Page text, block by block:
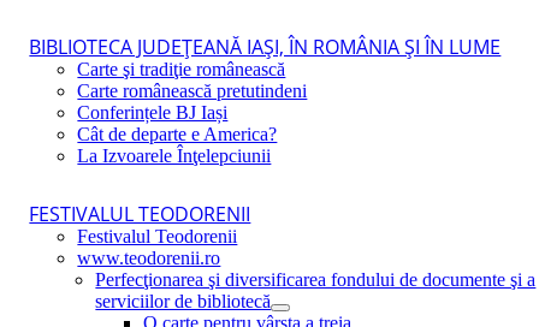
BIBLIOTECA JUDEŢEANĂ IAŞI, ÎN ROMÂNIA ŞI ÎN LUME
Carte şi tradiţie românească
Carte românească pretutindeni
Conferințele BJ Iași
Cât de departe e America?
La Izvoarele Înţelepciunii
FESTIVALUL TEODORENII
Festivalul Teodorenii
www.teodorenii.ro
Perfecţionarea şi diversificarea fondului de documente şi a
serviciilor de bibliotecă
O carte pentru vârsta a treia